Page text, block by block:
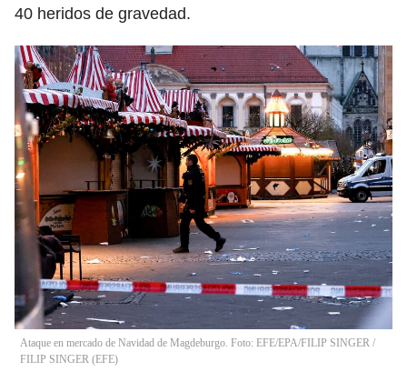
40 heridos de gravedad.
Ataque en mercado de Navidad de Magdeburgo. Foto: EFE/EPA/FILIP SINGER /
FILIP SINGER (EFE)